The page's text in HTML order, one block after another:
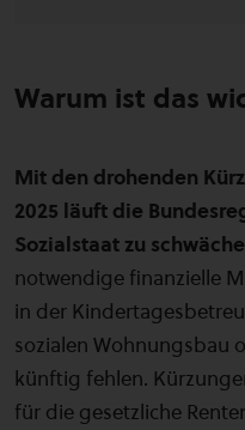
Warum ist das
Mit den drohenden
2025 läuft die
Sozialstaat zu
notwendige finanzielle
in der
sozialen Wohnungsbau
künftig fehlen.
für die gesetzliche